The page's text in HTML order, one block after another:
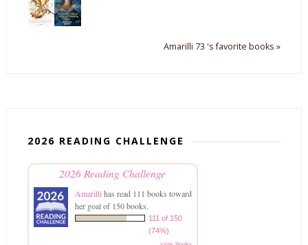
Amarilli 73 's favorite books »
2026 READING CHALLENGE
2026 Reading Challenge
Amarilli has read 111 books toward
her goal of 150 books.
111 of 150
(74%)